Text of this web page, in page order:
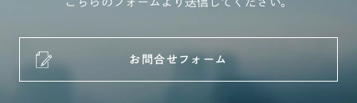
お問合せフォーム